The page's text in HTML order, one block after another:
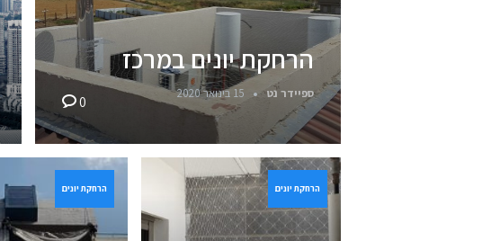
הרחקת יונים במרכז
ספיידר נט 15 בינואר 2020 0
הרחקת יונים הרחקת יונים